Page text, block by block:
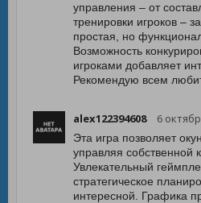
управления – от
тренировки игроков –
простая, но
Возможность
игроками добавляет
Рекомендую всем
alex122394608 6
Эта игра позволяет
управляя собственной
Увлекательный
стратегическое
интересной. Графика